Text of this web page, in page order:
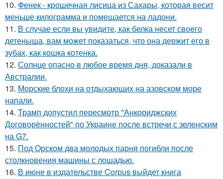
10. Фенек - крошечная лисица из Сахары, которая весит
меньше килограмма и помещается на ладони.
11. В случае если вы увидите, как белка несет своего
детеныша, вам может показаться, что она держит его в
зубах, как кошка котенка.
12. Солнце опасно в любое время дня, доказали в
Австралии.
13. Морские блохи на отдыхающих на азовском море
напали.
14. Трамп допустил пересмотр "Анкориджских
Договорённостей" по Украине после встречи с зеленским
на G7.
15. Под Орском два молодых парня погибли после
столкновения машины с лошадью.
16. В июне в издательстве Corpus выйдет книга